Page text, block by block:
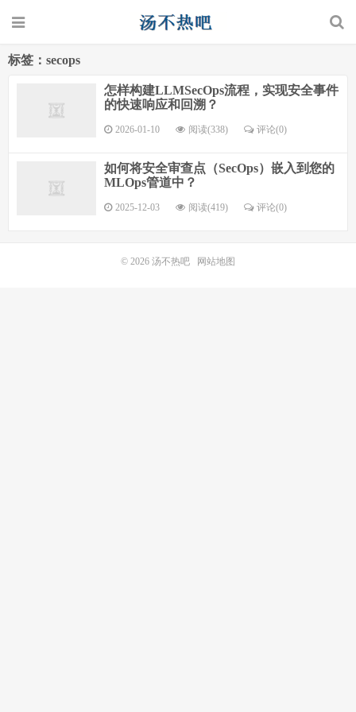
标签：secops
怎样构建LLMSecOps流程，实现安全事件
的快速响应和回溯？
2026-01-10 阅读(338) 评论(0)
如何将安全审查点（SecOps）嵌入到您的
MLOps管道中？
2025-12-03 阅读(419) 评论(0)
© 2026 汤不热吧 网站地图